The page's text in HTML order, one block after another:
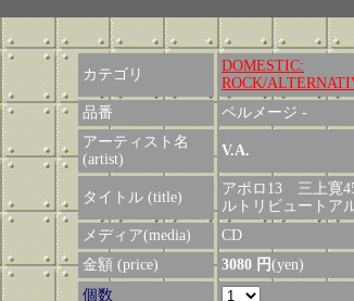
カテゴリ
DOMESTIC:
ROCK/
品番
ペルメージ -
アーティスト名
(artist)
V.A.
タイトル (title)
アポロ13 三上寛
ルトリビュートア
メディア(media)
CD
金額 (price)
3080 円(yen)
個数